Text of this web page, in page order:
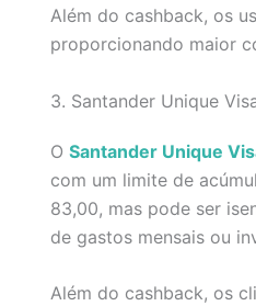
Além do cashback, os
proporcionando maior
3. Santander Unique
O Santander Unique
com um limite de
83,00, mas pode ser
de gastos mensais ou
Além do cashback, os